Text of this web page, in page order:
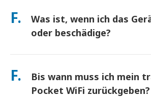
kostenlose Powerbank für den
F.
Was ist, wenn ich das
oder beschädige?
Sie können beim Checkout eine
Ersatzgebühr an. Wenn etwas passiert,
sofort – wir helfen Ihnen, verbunden zu
F.
Bis wann muss ich mein
Pocket WiFi zurückgeben?